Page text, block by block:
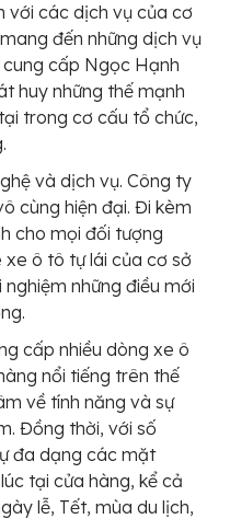
với các dịch vụ của cơ
đến những dịch vụ
cấp Ngọc Hạnh
huy những thế mạnh
trong cơ cấu tổ chức,
và dịch vụ. Công ty
cùng hiện đại. Đi kèm
cho mọi đối tượng
xe ô tô tự lái của cơ sở
những điều mới
cấp nhiều dòng xe ô
nổi tiếng trên thế
về tính năng và sự
Đồng thời, với số
đa dạng các mặt
tại cửa hàng, kể cả
lễ, Tết, mùa du lịch,